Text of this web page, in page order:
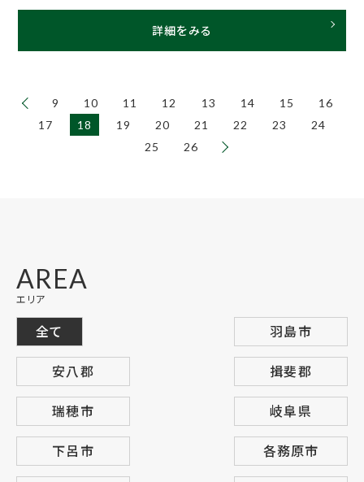
詳細をみる
9 10 11 12 13 14 15
16
17
18 19 20 21 22 23
24
25
26
AREA
エリア
全て 羽島市
安八郡 揖斐郡
瑞穂市 岐阜県
下呂市 各務原市